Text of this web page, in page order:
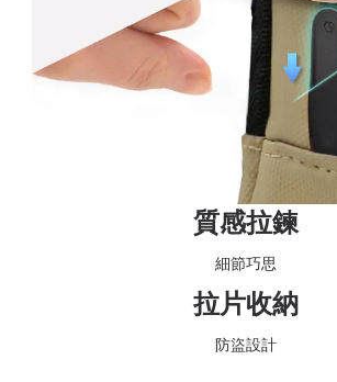
質感拉鍊
細節巧思
拉片收納
防盜設計